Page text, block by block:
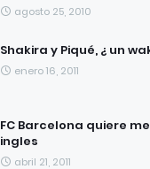
agosto 25, 2010
Shakira y Piqué, ¿ un
enero 16, 2011
FC Barcelona quiere
ingles
abril 21, 2011